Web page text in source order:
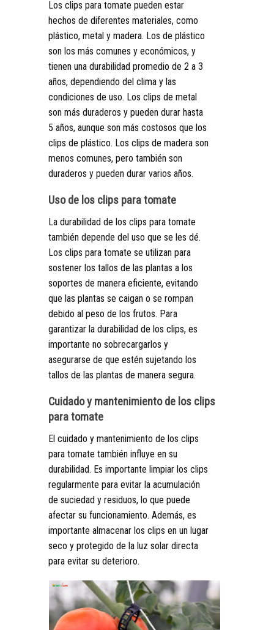
Los clips para tomate pueden estar
hechos de diferentes materiales, como
plástico, metal y madera. Los de plástico
son los más comunes y económicos, y
tienen una durabilidad promedio de 2 a 3
años, dependiendo del clima y las
condiciones de uso. Los clips de metal
son más duraderos y pueden durar hasta
5 años, aunque son más costosos que los
clips de plástico. Los clips de madera son
menos comunes, pero también son
duraderos y pueden durar varios años.
Uso de los clips para tomate
La durabilidad de los clips para tomate
también depende del uso que se les dé.
Los clips para tomate se utilizan para
sostener los tallos de las plantas a los
soportes de manera eficiente, evitando
que las plantas se caigan o se rompan
debido al peso de los frutos. Para
garantizar la durabilidad de los clips, es
importante no sobrecargarlos y
asegurarse de que estén sujetando los
tallos de las plantas de manera segura.
Cuidado y mantenimiento de los clips
para tomate
El cuidado y mantenimiento de los clips
para tomate también influye en su
durabilidad. Es importante limpiar los clips
regularmente para evitar la acumulación
de suciedad y residuos, lo que puede
afectar su funcionamiento. Además, es
importante almacenar los clips en un lugar
seco y protegido de la luz solar directa
para evitar su deterioro.